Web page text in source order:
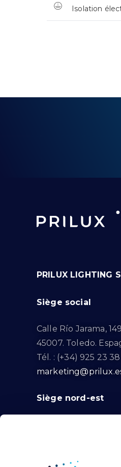
Isolation
PRILUX LIGHTING
Siège social
Calle Río Jarama, 149
45007. Toledo.
Tél. : (+34) 925 23 38
Siège nord-est
08791. Sant